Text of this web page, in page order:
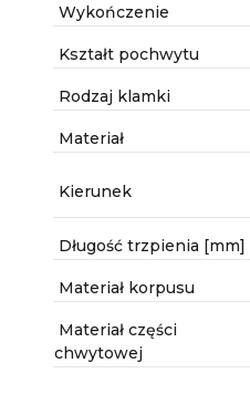
Wykończenie
Kształt pochwytu
Rodzaj klamki
Materiał
Kierunek
Długość trzpienia [mm]
Materiał korpusu
Materiał części
chwytowej